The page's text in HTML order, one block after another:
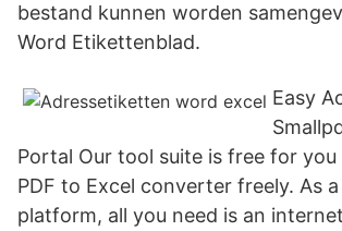
bestand kunnen worden
Word Etikettenblad.
Easy
Portal Our tool suite is free for
PDF to Excel converter freely. As
platform, all you need is an